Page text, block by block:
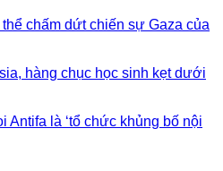
chấm dứt chiến sự Gaza của
hàng chục học sinh kẹt dưới
Antifa là ‘tổ chức khủng bố nội